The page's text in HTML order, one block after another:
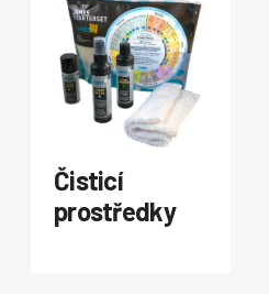
Čisticí
prostředky